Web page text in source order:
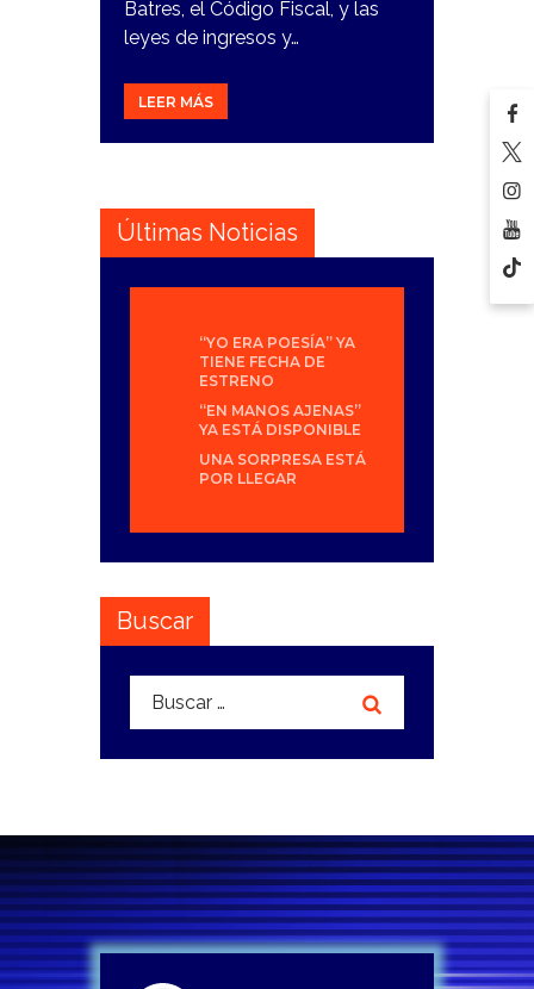
Batres, el Código Fiscal, y las
leyes de ingresos y…
LEER MÁS
Últimas Noticias
“YO ERA POESÍA” YA
TIENE FECHA DE
ESTRENO
“EN MANOS AJENAS”
YA ESTÁ DISPONIBLE
UNA SORPRESA ESTÁ
POR LLEGAR
Buscar
Buscar: